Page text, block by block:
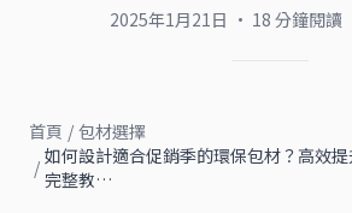
2025年1月21日 · 18 分鐘閱讀
首頁 / 包材選擇
/ 如何設計適合促銷季的環保包材？高效
完整教…